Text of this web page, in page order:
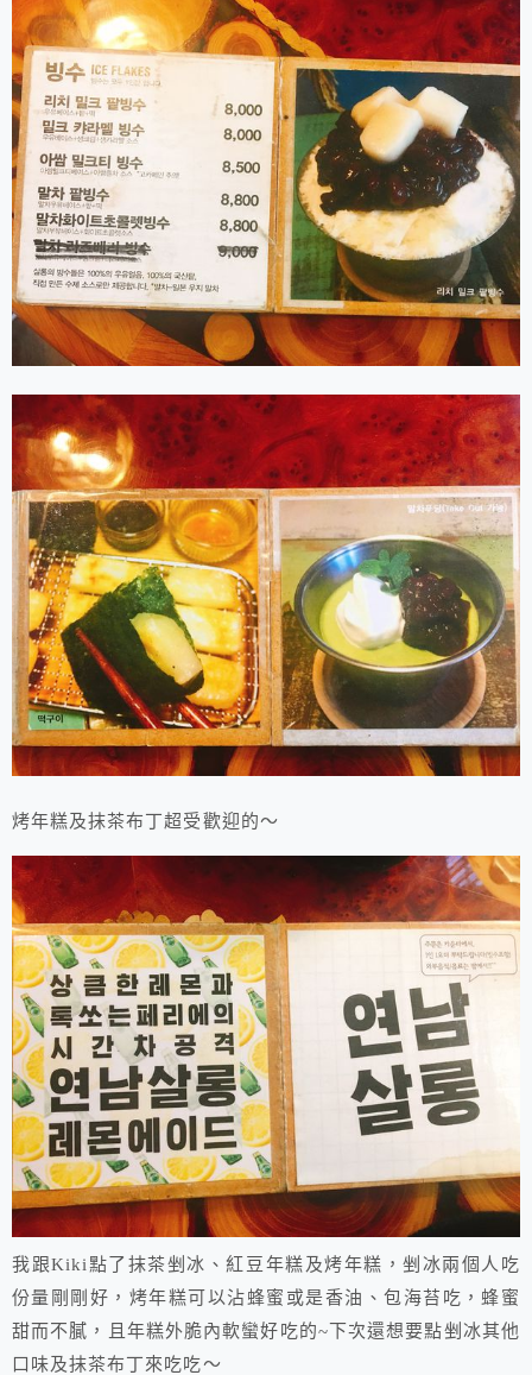
烤年糕及抹茶布丁超受歡迎的～
我跟Kiki點了抹茶剉冰、紅豆年糕及烤年糕，剉冰兩個人吃
份量剛剛好，烤年糕可以沾蜂蜜或是香油、包海苔吃，蜂蜜
甜而不膩，且年糕外脆內軟蠻好吃的~下次還想要點剉冰其他
口味及抹茶布丁來吃吃～